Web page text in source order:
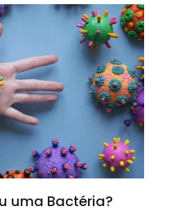
uma Bactéria?